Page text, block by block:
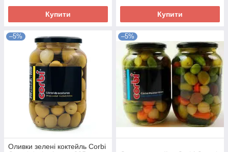
Купити Купити
–5%
Оливки зелені коктейль Corbi
–5%